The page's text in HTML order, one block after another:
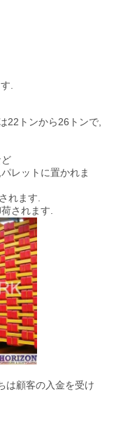
.
22トンから26トンで,
レットに置かれま
れます.
されます.
は顧客の入金を受け